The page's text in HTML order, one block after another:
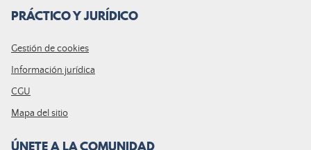
PRÁCTICO Y JURÍDICO
Gestión de cookies
Información jurídica
CGU
Mapa del sitio
ÚNETE A LA COMUNIDAD